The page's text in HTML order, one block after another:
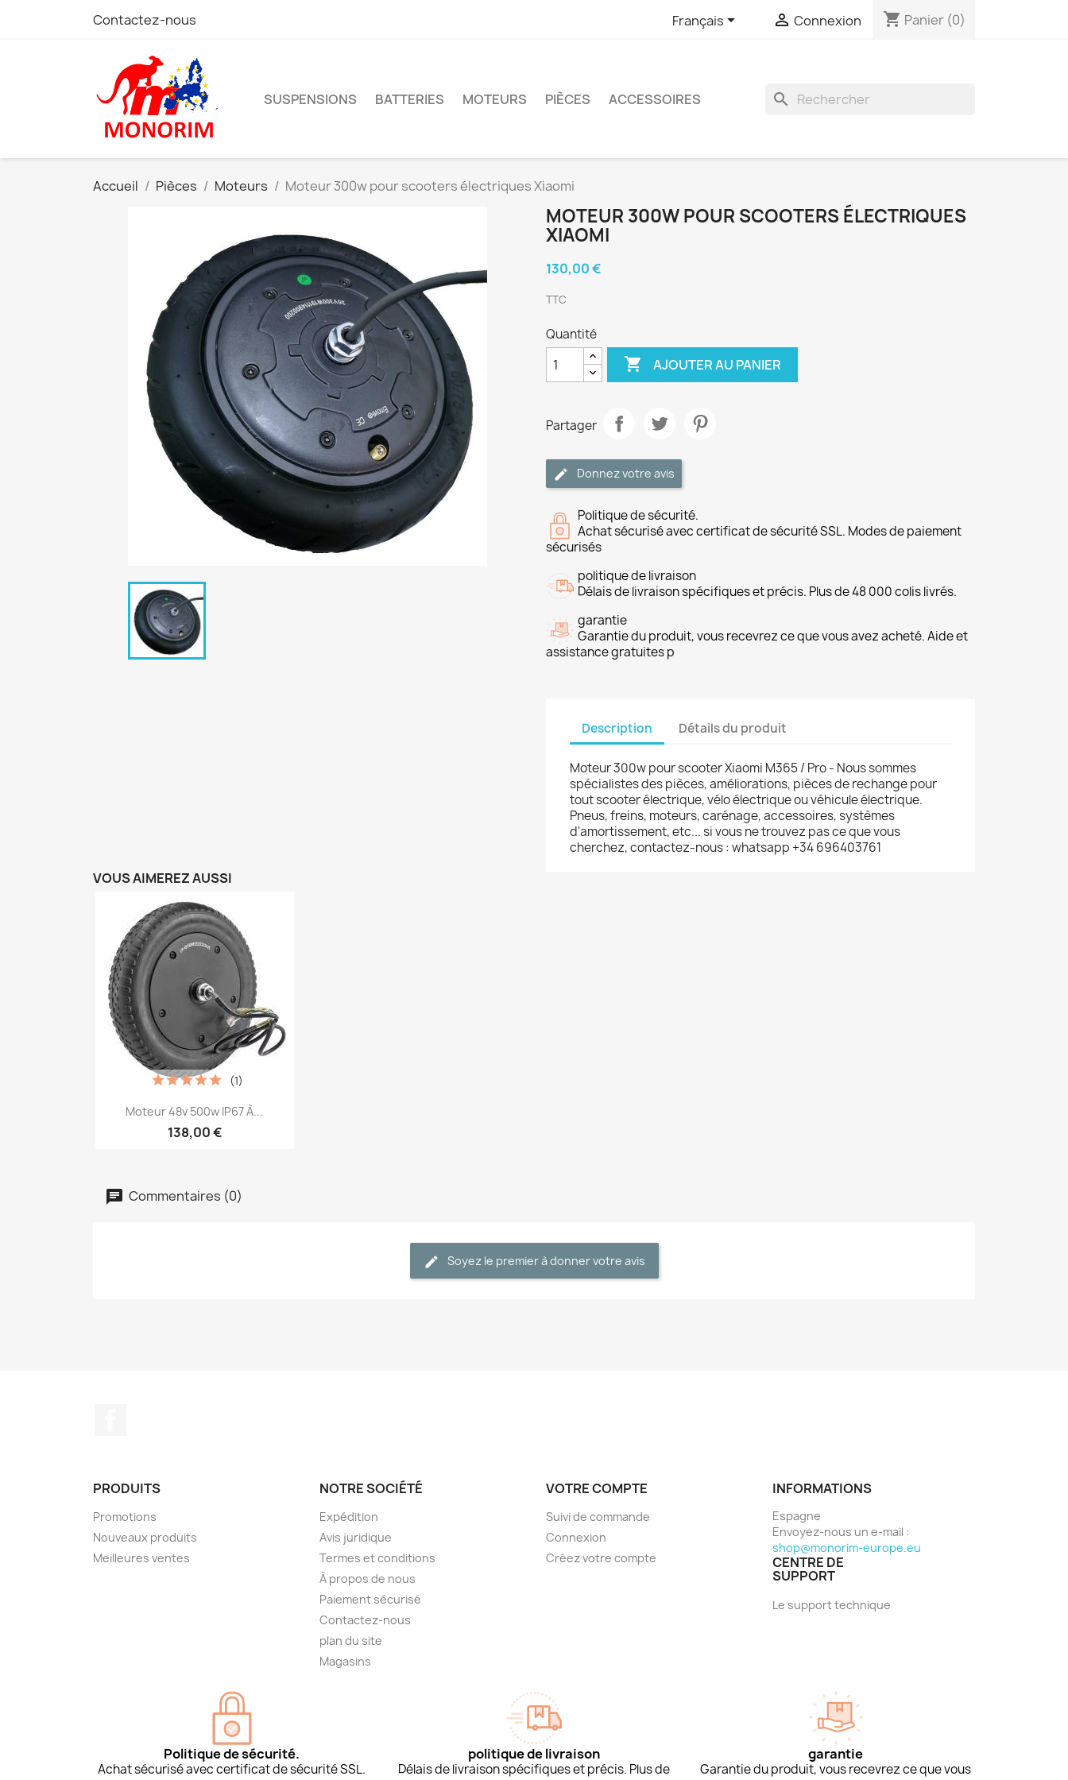
Contactez-nous Français  Connexion shopping_cart Panier (0)
SUSPENSIONS BATTERIES MOTEURS PIÈCES ACCESSOIRES search
Accueil Pièces Moteurs Moteur 300w pour scooters électriques Xiaomi
MOTEUR 300W POUR SCOOTERS ÉLECTRIQUES
XIAOMI
130,00 €
TTC
Quantité
 AJOUTER AU PANIER
Partager
Donnez votre avis
Politique de sécurité.
Achat sécurisé avec certificat de sécurité SSL. Modes de paiement
sécurisés
politique de livraison
Délais de livraison spécifiques et précis. Plus de 48 000 colis livrés.
garantie
Garantie du produit, vous recevrez ce que vous avez acheté. Aide et
assistance gratuites p
Description Détails du produit
Moteur 300w pour scooter Xiaomi M365 / Pro - Nous sommes
spécialistes des pièces, améliorations, pièces de rechange pour
tout scooter électrique, vélo électrique ou véhicule électrique.
Pneus, freins, moteurs, carénage, accessoires, systèmes
d'amortissement, etc... si vous ne trouvez pas ce que vous
cherchez, contactez-nous : whatsapp +34 696403761
VOUS AIMEREZ AUSSI
Aperçu rapide
Moteur 48v 500w IP67 À...
138,00 €
(1)
Commentaires (0)
Soyez le premier à donner votre avis
PRODUITS
Promotions
Nouveaux produits
Meilleures ventes
NOTRE SOCIÉTÉ
Expédition
Avis juridique
Termes et conditions
À propos de nous
Paiement sécurisé
Contactez-nous
plan du site
Magasins
VOTRE COMPTE
Suivi de commande
Connexion
Créez votre compte
INFORMATIONS
Espagne
Envoyez-nous un e-mail :
shop@monorim-europe.eu
CENTRE DE
SUPPORT
Le support technique
Politique de sécurité.
Achat sécurisé avec certificat de sécurité SSL.
politique de livraison
Délais de livraison spécifiques et précis. Plus de
garantie
Garantie du produit, vous recevrez ce que vous